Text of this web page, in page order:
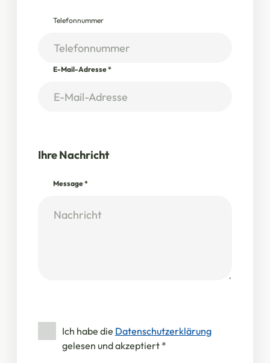
Telefonnummer
E-Mail-Adresse*
Ihre Nachricht
Message*
Ich habe die Datenschutzerklärung
gelesen und akzeptiert *